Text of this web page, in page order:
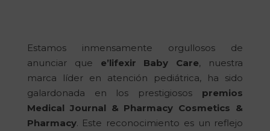
Estamos inmensamente orgullosos de
anunciar que e’lifexir Baby Care, nuestra
marca líder en atención pediátrica, ha sido
galardonada en los prestigiosos premios
Medical Journal & Pharmacy Cosmetics &
Pharmacy. Este reconocimiento es un reflejo